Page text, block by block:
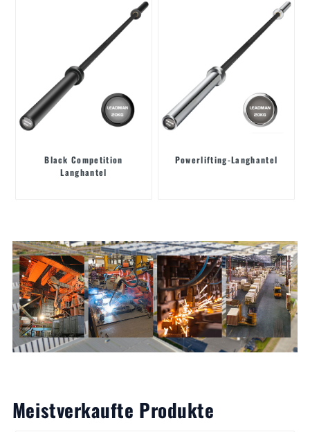
Black Competition
Langhantel
Powerlifting-Langhantel
Meistverkaufte Produkte